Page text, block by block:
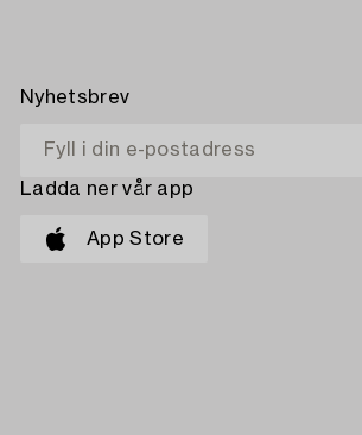
Nyhetsbrev
Ladda ner vår app
App Store